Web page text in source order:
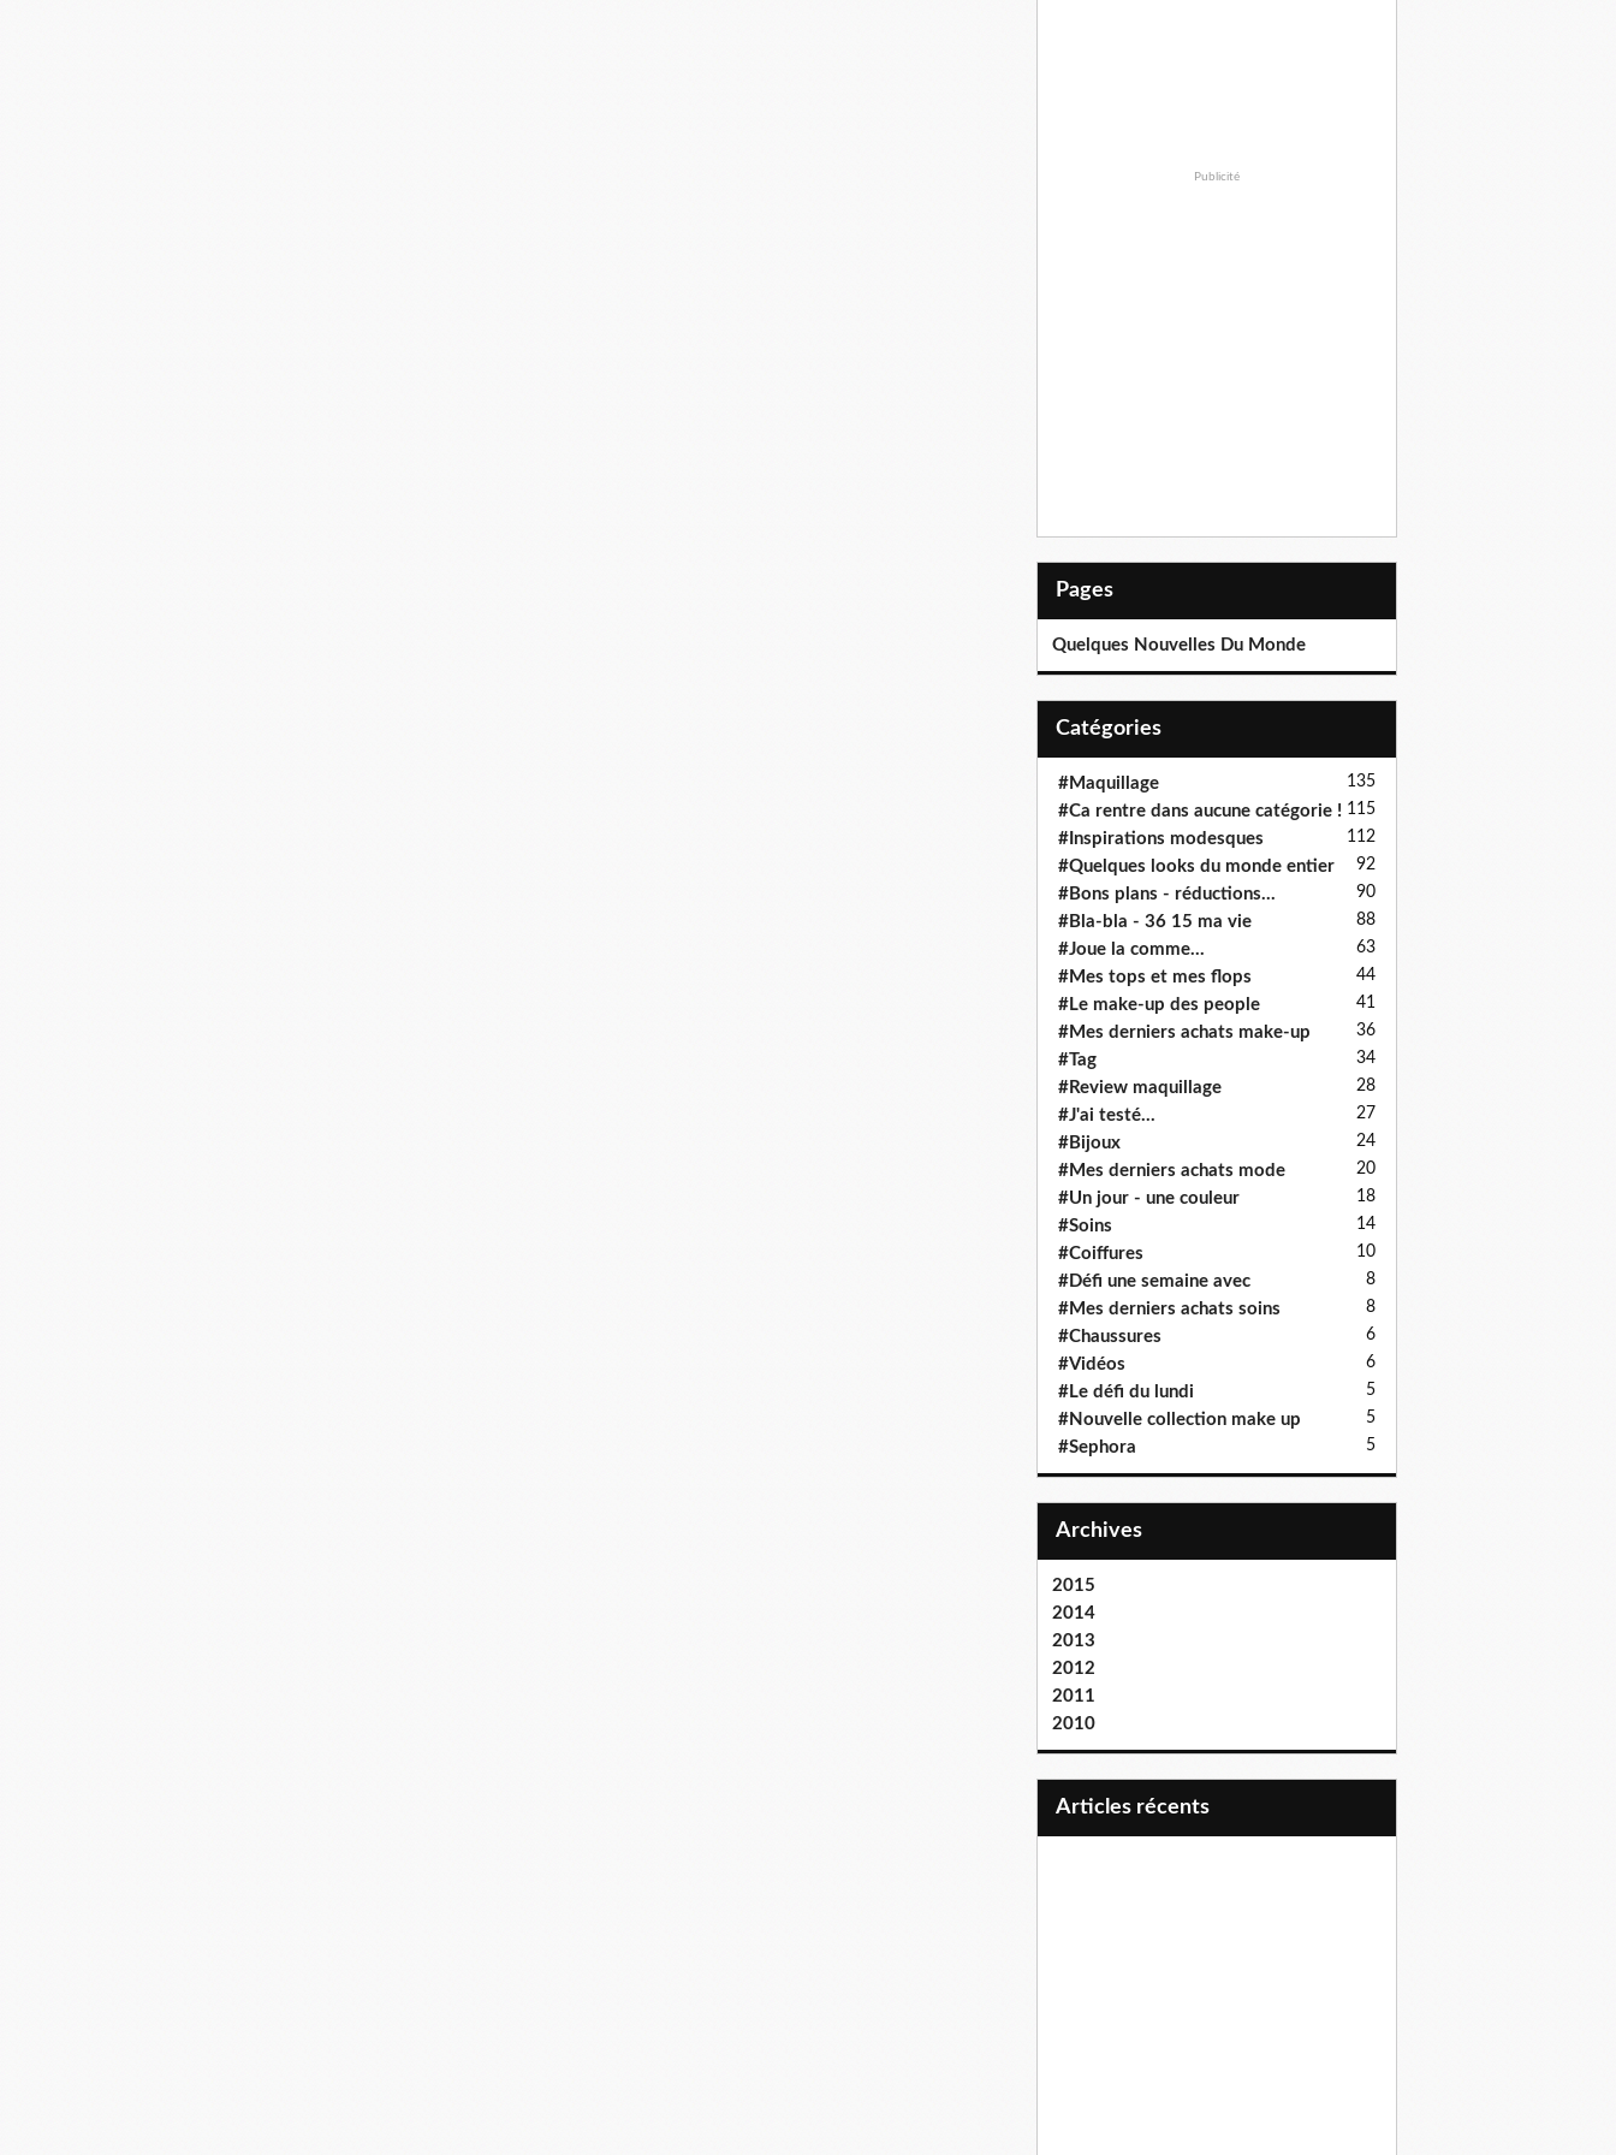
Publicité
Pages
Quelques Nouvelles Du Monde
Catégories
#Maquillage 135
#Ca rentre dans aucune catégorie ! 115
#Inspirations modesques 112
#Quelques looks du monde entier 92
#Bons plans - réductions... 90
#Bla-bla - 36 15 ma vie 88
#Joue la comme... 63
#Mes tops et mes flops 44
#Le make-up des people 41
#Mes derniers achats make-up 36
#Tag 34
#Review maquillage 28
#J'ai testé... 27
#Bijoux 24
#Mes derniers achats mode 20
#Un jour - une couleur 18
#Soins 14
#Coiffures 10
#Défi une semaine avec 8
#Mes derniers achats soins 8
#Chaussures 6
#Vidéos 6
#Le défi du lundi 5
#Nouvelle collection make up 5
#Sephora 5
Archives
2015
2014
2013
2012
2011
2010
articles récents